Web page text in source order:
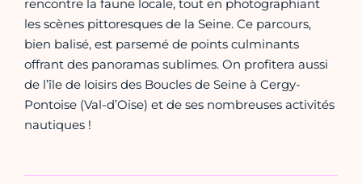
rencontre la faune locale, tout en photographiant
les scènes pittoresques de la Seine. Ce parcours,
bien balisé, est parsemé de points culminants
offrant des panoramas sublimes. On profitera aussi
de l’île de loisirs des Boucles de Seine à Cergy-
Pontoise (Val-d’Oise) et de ses nombreuses activités
nautiques !